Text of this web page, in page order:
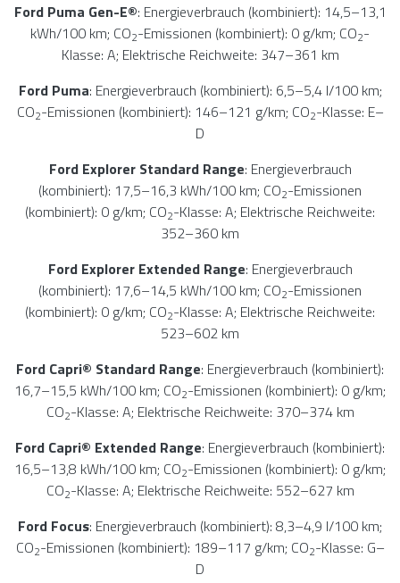
Ford Puma Gen-E®: Energieverbrauch (kombiniert): 14,5–13,1
kWh/100 km; CO2-Emissionen (kombiniert): 0 g/km; CO2-
Klasse: A; Elektrische Reichweite: 347–361 km
Ford Puma: Energieverbrauch (kombiniert): 6,5–5,4 l/100 km;
CO2-Emissionen (kombiniert): 146–121 g/km; CO2-Klasse: E–
D
Ford Explorer Standard Range: Energieverbrauch
(kombiniert): 17,5–16,3 kWh/100 km; CO2-Emissionen
(kombiniert): 0 g/km; CO2-Klasse: A; Elektrische Reichweite:
352–360 km
Ford Explorer Extended Range: Energieverbrauch
(kombiniert): 17,6–14,5 kWh/100 km; CO2-Emissionen
(kombiniert): 0 g/km; CO2-Klasse: A; Elektrische Reichweite:
523–602 km
Ford Capri® Standard Range: Energieverbrauch (kombiniert):
16,7–15,5 kWh/100 km; CO2-Emissionen (kombiniert): 0 g/km;
CO2-Klasse: A; Elektrische Reichweite: 370–374 km
Ford Capri® Extended Range: Energieverbrauch (kombiniert):
16,5–13,8 kWh/100 km; CO2-Emissionen (kombiniert): 0 g/km;
CO2-Klasse: A; Elektrische Reichweite: 552–627 km
Ford Focus: Energieverbrauch (kombiniert): 8,3–4,9 l/100 km;
CO2-Emissionen (kombiniert): 189–117 g/km; CO2-Klasse: G–
D